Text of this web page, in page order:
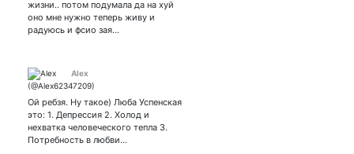
жизни.. потом подумала да на хуй
оно мне нужно теперь живу и
радуюсь и фсио зая…
Alex
Ой ребзя. Ну такое) Люба Успенская
это: 1. Депрессия 2. Холод и
нехватка человеческого тепла 3.
Потребность в любви…